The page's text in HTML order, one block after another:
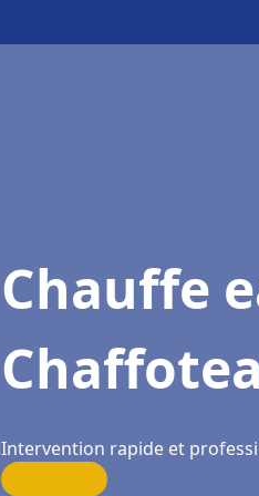
Chauffe
Intervention rapide et